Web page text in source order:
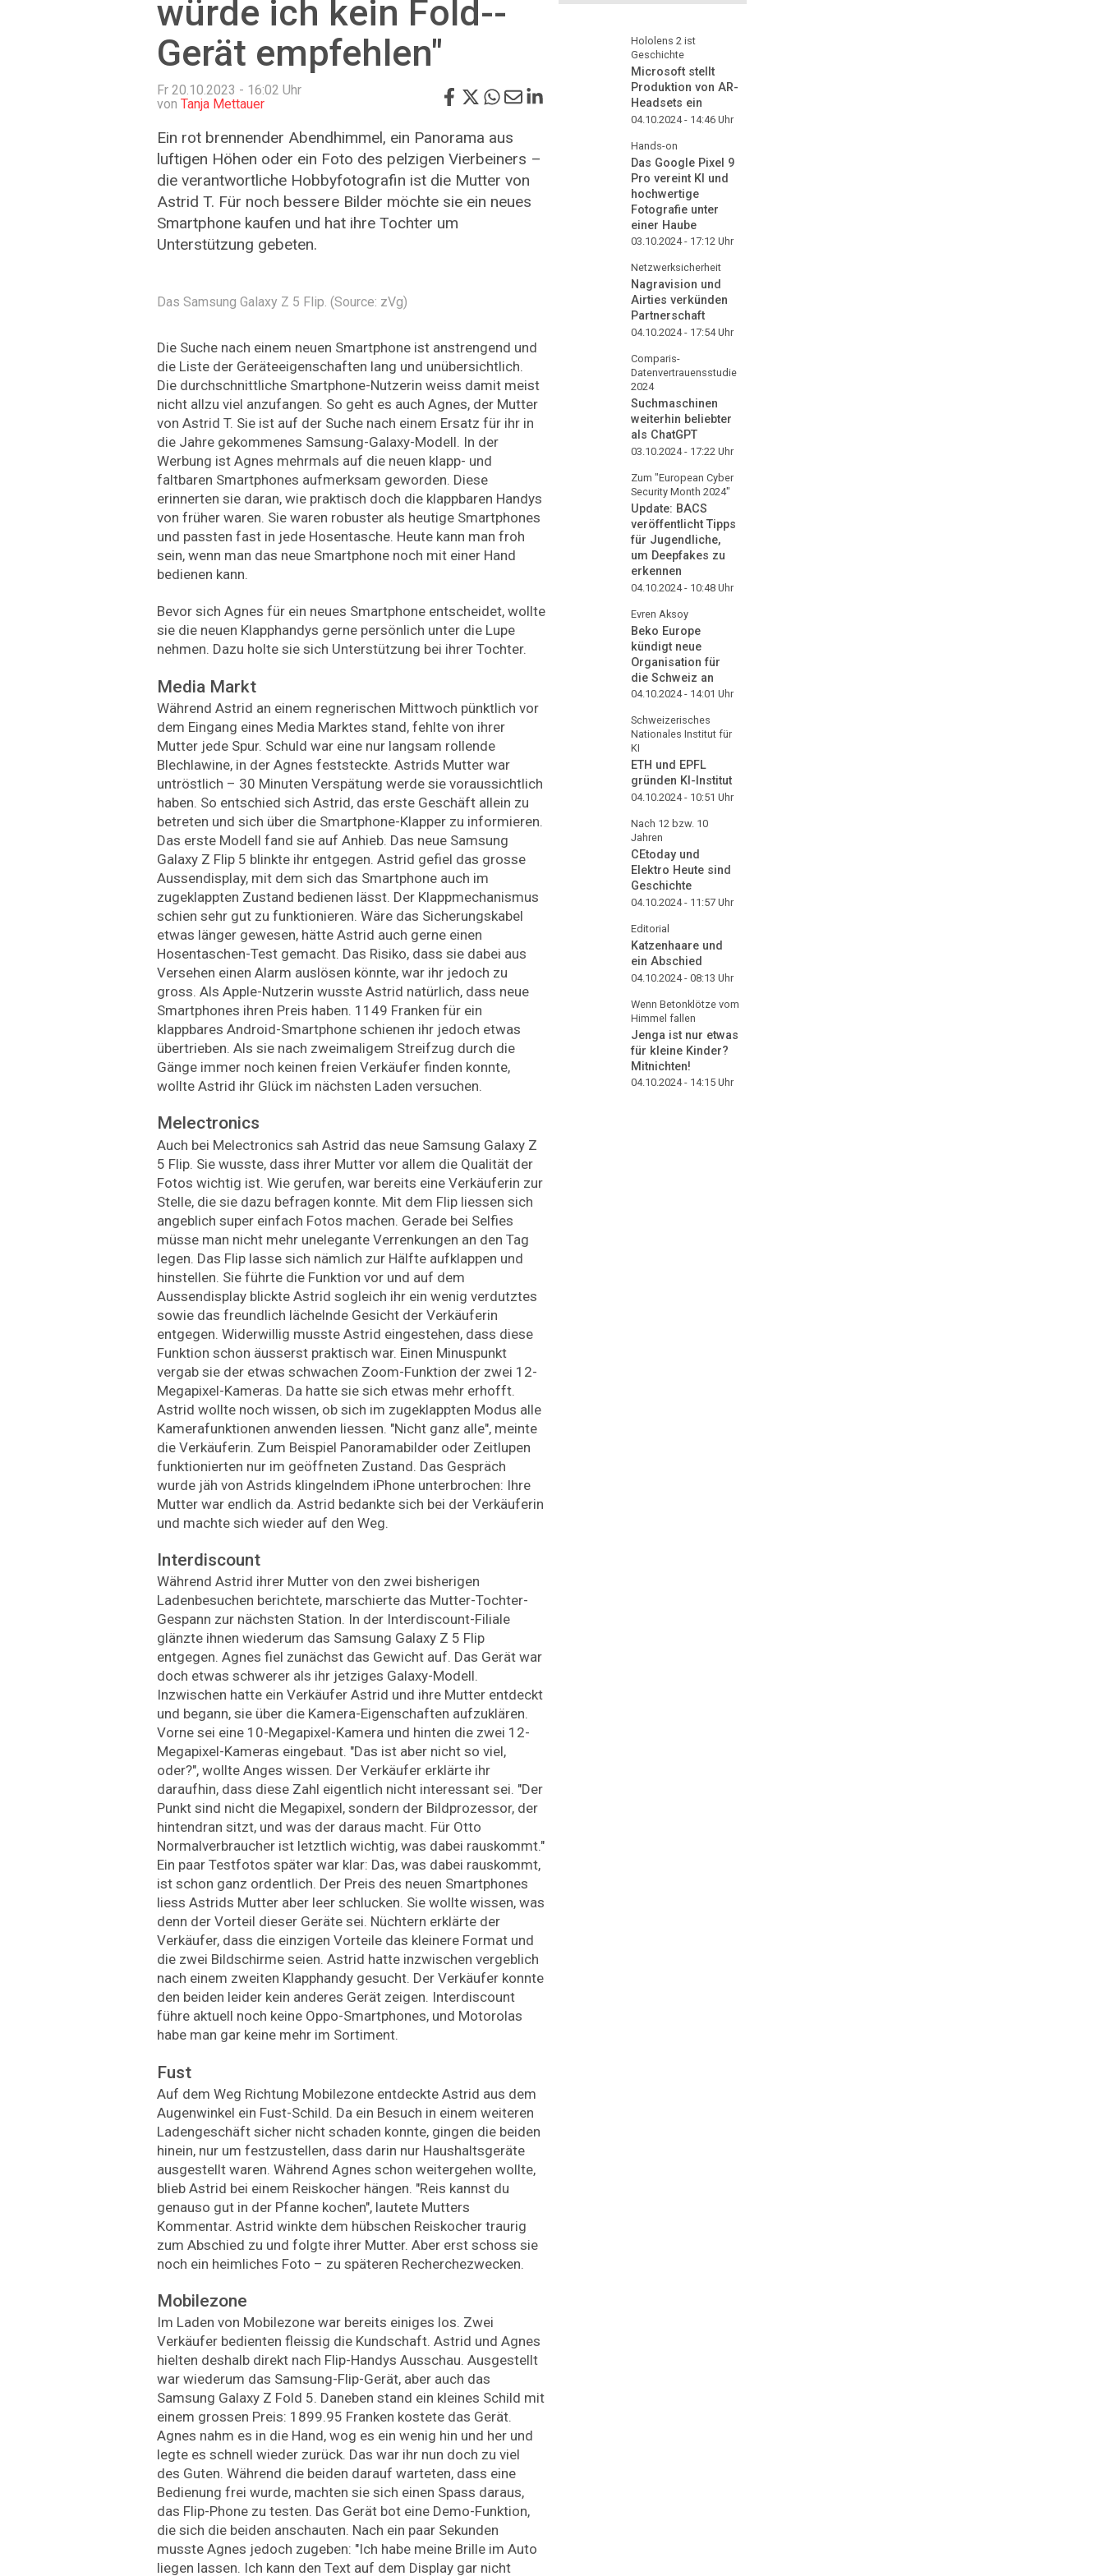
würde ich kein Fold-­
Gerät empfehlen"
Fr 20.10.2023 - 16:02 Uhr
von Tanja Mettauer
Ein rot brennender Abendhimmel, ein Panorama aus
luftigen Höhen oder ein Foto des pelzigen Vierbeiners –
die verantwortliche Hobbyfotografin ist die Mutter von
Astrid T. Für noch bessere Bilder möchte sie ein neues
Smartphone kaufen und hat ihre Tochter um
Unterstützung gebeten.
Das Samsung­ ­Galaxy Z 5 Flip. (Source: zVg)
Die Suche nach einem neuen Smartphone ist anstrengend und
die Liste der Geräteeigenschaften lang und unübersichtlich.
Die durchschnittliche Smartphone-Nutzerin weiss damit meist
nicht allzu viel anzufangen. So geht es auch Agnes, der Mutter
von Astrid T. Sie ist auf der Suche nach einem Ersatz für ihr in
die Jahre gekommenes Samsung-Galaxy-Modell. In der
Werbung ist Agnes mehrmals auf die neuen klapp- und
faltbaren Smartphones aufmerksam geworden. Diese
erinnerten sie daran, wie praktisch doch die klappbaren Handys
von früher waren. Sie waren robuster als heutige Smartphones
und passten fast in jede Hosentasche. Heute kann man froh
sein, wenn man das neue Smartphone noch mit einer Hand
bedienen kann.
Bevor sich Agnes für ein neues Smartphone entscheidet, wollte
sie die neuen Klapphandys gerne persönlich unter die Lupe
nehmen. Dazu holte sie sich Unterstützung bei ihrer Tochter.
Media Markt
Während Astrid an einem regnerischen Mittwoch pünktlich vor
dem Eingang eines Media Marktes stand, fehlte von ihrer
Mutter jede Spur. Schuld war eine nur langsam rollende
Blechlawine, in der Agnes feststeckte. Astrids Mutter war
untröstlich – 30 Minuten Verspätung werde sie voraussichtlich
haben. So entschied sich Astrid, das erste Geschäft allein zu
betreten und sich über die Smartphone-Klapper zu informieren.
Das erste Modell fand sie auf Anhieb. Das neue Samsung
Galaxy Z Flip 5 blinkte ihr entgegen. Astrid gefiel das grosse
Aussendisplay, mit dem sich das Smartphone auch im
zugeklappten Zustand bedienen lässt. Der Klappmechanismus
schien sehr gut zu funktionieren. Wäre das Sicherungskabel
etwas länger gewesen, hätte Astrid auch gerne einen
Hosentaschen-Test gemacht. Das Risiko, dass sie dabei aus
Versehen einen Alarm auslösen könnte, war ihr jedoch zu
gross. Als Apple-Nutzerin wusste Astrid natürlich, dass neue
Smartphones ihren Preis haben. 1149 Franken für ein
klappbares Android-Smartphone schienen ihr jedoch etwas
übertrieben. Als sie nach zweimaligem Streifzug durch die
Gänge immer noch keinen freien Verkäufer finden konnte,
wollte Astrid ihr Glück im nächsten Laden versuchen.
Melectronics
Auch bei Melectronics sah Astrid das neue Samsung Galaxy Z
5 Flip. Sie wusste, dass ihrer Mutter vor allem die Qualität der
Fotos wichtig ist. Wie gerufen, war bereits eine Verkäuferin zur
Stelle, die sie dazu befragen konnte. Mit dem Flip liessen sich
angeblich super einfach Fotos machen. Gerade bei Selfies
müsse man nicht mehr unelegante Verrenkungen an den Tag
legen. Das Flip lasse sich nämlich zur Hälfte aufklappen und
hinstellen. Sie führte die Funktion vor und auf dem
Aussendisplay blickte Astrid sogleich ihr ein wenig verdutztes
sowie das freundlich lächelnde Gesicht der Verkäuferin
entgegen. Widerwillig musste Astrid eingestehen, dass diese
Funktion schon äusserst praktisch war. Einen Minuspunkt
vergab sie der etwas schwachen Zoom-Funktion der zwei 12-
Megapixel-Kameras. Da hatte sie sich etwas mehr erhofft.
Astrid wollte noch wissen, ob sich im zugeklappten Modus alle
Kamerafunktionen anwenden liessen. "Nicht ganz alle", meinte
die Verkäuferin. Zum Beispiel Panoramabilder oder Zeitlupen
funktionierten nur im geöffneten Zustand. Das Gespräch
wurde jäh von Astrids klingelndem iPhone unterbrochen: Ihre
Mutter war endlich da. Astrid bedankte sich bei der Verkäuferin
und machte sich wieder auf den Weg.
Interdiscount
Während Astrid ihrer Mutter von den zwei bisherigen
Ladenbesuchen berichtete, marschierte das Mutter-Tochter-
Gespann zur nächsten Station. In der Interdiscount-Filiale
glänzte ihnen wiederum das Samsung Galaxy Z 5 Flip
entgegen. Agnes fiel zunächst das Gewicht auf. Das Gerät war
doch etwas schwerer als ihr jetziges Galaxy-Modell.
Inzwischen hatte ein Verkäufer Astrid und ihre Mutter entdeckt
und begann, sie über die Kamera-Eigenschaften aufzuklären.
Vorne sei eine 10-Megapixel-Kamera und hinten die zwei 12-
Megapixel-Kameras eingebaut. "Das ist aber nicht so viel,
oder?", wollte Anges wissen. Der Verkäufer erklärte ihr
daraufhin, dass diese Zahl eigentlich nicht interessant sei. "Der
Punkt sind nicht die Megapixel, sondern der Bildprozessor, der
hintendran sitzt, und was der daraus macht. Für Otto
Normalverbraucher ist letztlich wichtig, was dabei rauskommt."
Ein paar Testfotos später war klar: Das, was dabei rauskommt,
ist schon ganz ordentlich. Der Preis des neuen Smartphones
liess Astrids Mutter aber leer schlucken. Sie wollte wissen, was
denn der Vorteil dieser Geräte sei. Nüchtern erklärte der
Verkäufer, dass die einzigen Vorteile das kleinere Format und
die zwei Bildschirme seien. Astrid hatte inzwischen vergeblich
nach einem zweiten Klapphandy gesucht. Der Verkäufer konnte
den beiden leider kein anderes Gerät zeigen. Interdiscount
führe aktuell noch keine Oppo-Smartphones, und Motorolas
habe man gar keine mehr im Sortiment.
Fust
Auf dem Weg Richtung Mobilezone entdeckte Astrid aus dem
Augenwinkel ein Fust-Schild. Da ein Besuch in einem weiteren
Ladengeschäft sicher nicht schaden konnte, gingen die beiden
hinein, nur um festzustellen, dass darin nur Haushaltsgeräte
ausgestellt waren. Während Agnes schon weitergehen wollte,
blieb Astrid bei einem Reiskocher hängen. "Reis kannst du
genauso gut in der Pfanne kochen", lautete Mutters
Kommentar. Astrid winkte dem hübschen Reiskocher traurig
zum Abschied zu und folgte ihrer Mutter. Aber erst schoss sie
noch ein heimliches Foto – zu späteren Recherchezwecken.
Mobilezone
Im Laden von Mobilezone war bereits einiges los. Zwei
Verkäufer bedienten fleissig die Kundschaft. Astrid und Agnes
hielten deshalb direkt nach Flip-Handys Ausschau. Ausgestellt
war wiederum das Samsung-Flip-Gerät, aber auch das
Samsung Galaxy Z Fold 5. Daneben stand ein kleines Schild mit
einem grossen Preis: 1899.95 Franken kostete das Gerät.
Agnes nahm es in die Hand, wog es ein wenig hin und her und
legte es schnell wieder zurück. Das war ihr nun doch zu viel
des Guten. Während die beiden darauf warteten, dass eine
Bedienung frei wurde, machten sie sich einen Spass daraus,
das Flip-Phone zu testen. Das Gerät bot eine Demo-Funktion,
die sich die beiden anschauten. Nach ein paar Sekunden
musste Agnes jedoch zugeben: "Ich habe meine Brille im Auto
liegen lassen. Ich kann den Text auf dem Display gar nicht
Hololens 2 ist
Geschichte
Microsoft stellt
Produktion von AR-
Headsets ein
04.10.2024 - 14:46 Uhr
Hands-on
Das Google Pixel 9
Pro vereint KI und
hochwertige
Fotografie unter
einer Haube
03.10.2024 - 17:12 Uhr
Netzwerksicherheit
Nagravision und
Airties verkünden
Partnerschaft
04.10.2024 - 17:54Uhr
Comparis-
Datenvertrauensstudie
2024
Suchmaschinen
weiterhin beliebter
als ChatGPT
03.10.2024 - 17:22 Uhr
Zum "European Cyber
Security Month 2024"
Update: BACS
veröffentlicht Tipps
für Jugendliche,
um Deepfakes zu
erkennen
04.10.2024 - 10:48 Uhr
Evren Aksoy
Beko Europe
kündigt neue
Organisation für
die Schweiz an
04.10.2024 - 14:01 Uhr
Schweizerisches
Nationales Institut für
KI
ETH und EPFL
gründen KI-Institut
04.10.2024 - 10:51 Uhr
Nach 12 bzw. 10
Jahren
CEtoday und
Elektro Heute sind
Geschichte
04.10.2024 - 11:57 Uhr
Editorial
Katzenhaare und
ein Abschied
04.10.2024 - 08:13 Uhr
Wenn Betonklötze vom
Himmel fallen
Jenga ist nur etwas
für kleine Kinder?
Mitnichten!
04.10.2024 - 14:15 Uhr